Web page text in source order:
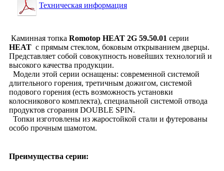
Техническая информация
Каминная топка Romotop HEAT 2G 59.50.01 серии
HEAT с прямым стеклом, боковым открыванием дверцы.
Представляет собой совокупность новейших технологий и
высокого качества продукции.
Модели этой серии оснащены: современной системой
длительного горения, третичным дожигом, системой
подового горения (есть возможность установки
колосникового комплекта), специальной системой отвода
продуктов сгорания DOUBLE SPIN.
Топки изготовлены из жаростойкой стали и футерованы
особо прочным шамотом.
Преимущества серии: